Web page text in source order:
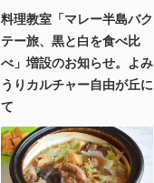
料理教室「マレー半島バク
テー旅、黒と白を食べ比
べ」増設のお知らせ。よみ
うりカルチャー自由が丘に
て